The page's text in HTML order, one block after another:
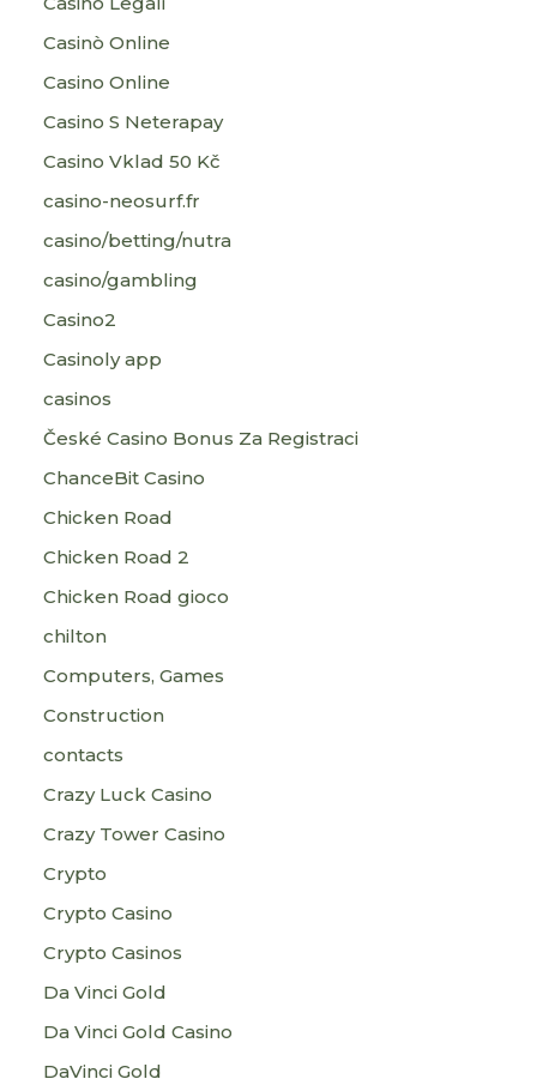
Casinò Online
Casino Online
Casino S Neterapay
Casino Vklad 50 Kč
casino-neosurf.fr
casino/betting/nutra
casino/gambling
Casino2
Casinoly app
casinos
České Casino Bonus Za Registraci
ChanceBit Casino
Chicken Road
Chicken Road 2
Chicken Road gioco
chilton
Computers, Games
Construction
contacts
Crazy Luck Casino
Crazy Tower Сasino
Crypto
Crypto Casino
Crypto Casinos
Da Vinci Gold
Da Vinci Gold Casino
DaVinci Gold